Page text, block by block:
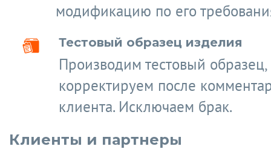
модификацию по его
Тестовый образец изделия
Производим тестовый образец,
корректируем после
клиента. Исключаем брак.
Клиенты и партнеры